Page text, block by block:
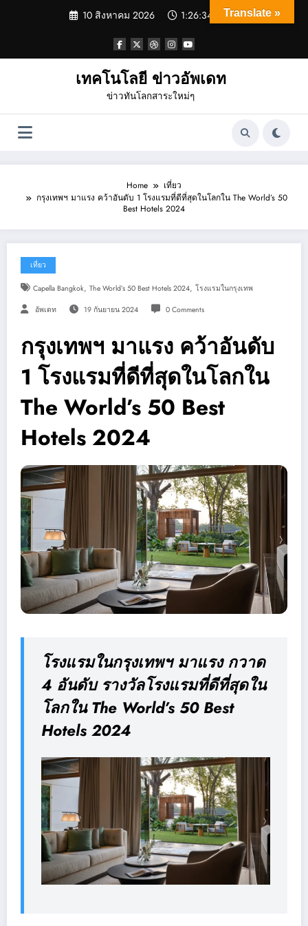
10 สิงหาคม 2026 1:26:34 AM
เทคโนโลยี ข่าวอัพเดท
ข่าวทันโลกสาระใหม่ๆ
Home
เที่ยว
กรุงเทพฯ มาแรง คว้าอันดับ 1 โรงแรมที่ดีที่สุดในโลกใน The World’s 50
Best Hotels 2024
เที่ยว
Capella Bangkok, The World’s 50 Best Hotels 2024, โรงแรมในกรุงเทพ
อัพเดท 19 กันยายน 2024 0 Comments
กรุงเทพฯ มาแรง คว้าอันดับ
1 โรงแรมที่ดีที่สุดในโลกใน
The World’s 50 Best
Hotels 2024
โรงแรมในกรุงเทพฯ มาแรง กวาด
4 อันดับ รางวัลโรงแรมที่ดีที่สุดใน
โลกใน The World’s 50 Best
Hotels 2024
Translate »